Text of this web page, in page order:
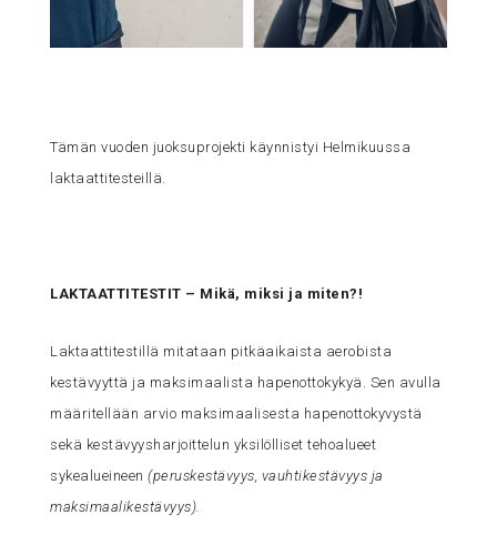
Tämän vuoden juoksuprojekti käynnistyi Helmikuussa
laktaattitesteillä.
LAKTAATTITESTIT – Mikä, miksi ja miten?!
Laktaattitestillä mitataan pitkäaikaista aerobista
kestävyyttä ja maksimaalista hapenottokykyä. Sen avulla
määritellään arvio maksimaalisesta hapenottokyvystä
sekä kestävyysharjoittelun yksilölliset tehoalueet
sykealueineen(peruskestävyys, vauhtikestävyys ja
maksimaalikestävyys).